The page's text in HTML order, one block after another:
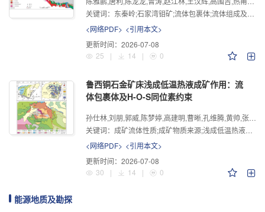
关键词： 东秦岭;石家湾钼矿;流体包裹体;流体组成及演化
<网络PDF> <引用本文>
更新时间： 2026-07-08
25
| 14 | 0
鲁西铜石金矿床浅成低温热液成矿作用：流
体包裹体及H-O-S同位素约束
关键词： 成矿流体性质;成矿物质来源;浅成低温热液型金矿床;流体沸腾;成矿深度;铜石;鲁西
<网络PDF> <引用本文>
更新时间： 2026-07-08
30
| 14 | 0
能源地质及勘探